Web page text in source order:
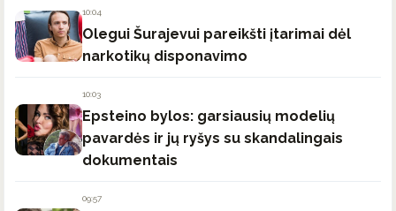
10:04
Olegui Šurajevui pareikšti įtarimai dėl
narkotikų disponavimo
10:03
Epsteino bylos: garsiausių modelių
pavardės ir jų ryšys su skandalingais
dokumentais
09:57